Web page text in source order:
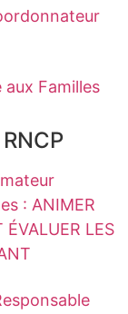
aux Familles
: ANIMER
LES